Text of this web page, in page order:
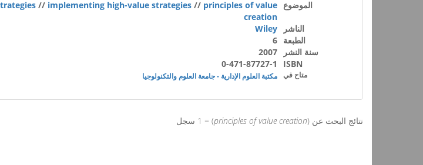
الموضوع
// implementing high-value strategies // principles of value
creation
الناشر
Wiley
الطبعة 6
سنة النشر
2007
ISBN
0-471-87727-1
متاح في مكتبة العلوم الإدارية - جامعة العلوم والتكنولوجيا
نتائج البحث عن (principles of value creation) = 1 سجل